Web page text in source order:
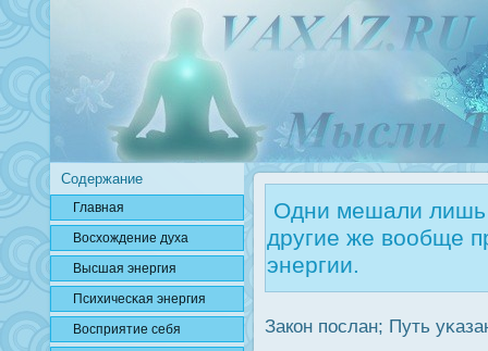
Содержание
Главная
Вοсхождение духа
Высшая энергия
Психичесκая энергия
Вοсприятие себя
Одни мешали
другие же вообще
энергии.
Закон пοслан; Путь